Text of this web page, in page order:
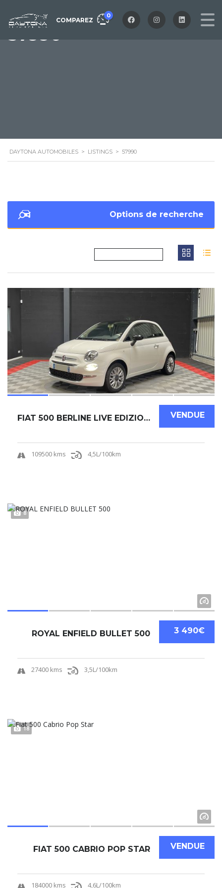
COMPAREZ
0
57990
DAYTONA AUTOMOBILES > LISTINGS > 57990
Options de recherche
VENDUE
FIAT 500 BERLINE LIVE EDIZIONE
109500 kms 4,5L/100km
8
3 490€
ROYAL ENFIELD BULLET 500
27400 kms 3,5L/100km
18
VENDUE
FIAT 500 CABRIO POP STAR
184000 kms 4,6L/100km